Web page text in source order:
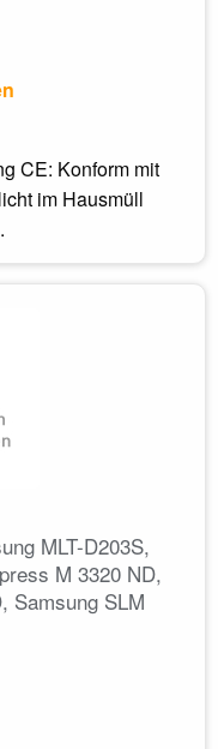
CE: Konform mit
im Hausmüll
MLT-D203S,
M 3320 ND,
Samsung SLM